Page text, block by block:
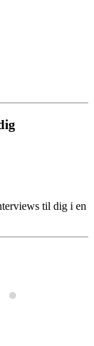
til dig i en